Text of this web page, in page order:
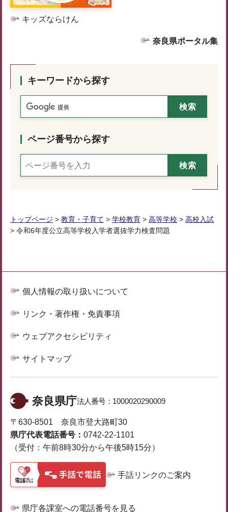
キッズならけん
奈良県ポータル集
キーワードから探す
ページ番号から探す
トップページ > 教育・子育て > 学校教育 > 高等学校 > 高校入試
> 令和6年度公立高等学校入学者選抜学力検査問題
個人情報の取り扱いについて
リンク・著作権・免責事項
ウェブアクセシビリティ
サイトマップ
奈良県庁法人番号： 1000020290009
〒630-8501 奈良市登大路町30
県庁代表電話番号： 0742-22-1101
（受付：午前8時30分から午後5時15分）
手話リンクのご案内
県庁各課室への電話番号を見る